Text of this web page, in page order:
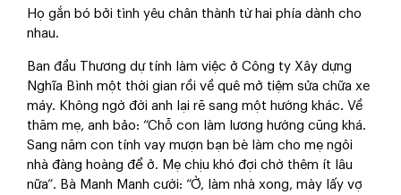
Họ gắn bó bởi tình yêu chân thành từ hai phía dành cho
nhau.
Ban đầu Thương dự tính làm việc ở Công ty Xây dựng
Nghĩa Bình một thời gian rồi về quê mở tiệm sửa chữa xe
máy. Không ngờ đời anh lại rẽ sang một hướng khác. Về
thăm mẹ, anh bảo: “Chỗ con làm lương hướng cũng khá.
Sang năm con tính vay mượn bạn bè làm cho mẹ ngôi
nhà đàng hoàng để ở. Mẹ chịu khó đợi chờ thêm ít lâu
nữa”. Bà Manh Manh cười: “Ờ, làm nhà xong, mày lấy vợ